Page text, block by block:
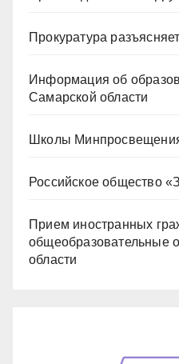
Прокуратура разъясняет
Информация об
Самарской области
Школы
Российское общество
Прием иностранных
общеобразовательные
области